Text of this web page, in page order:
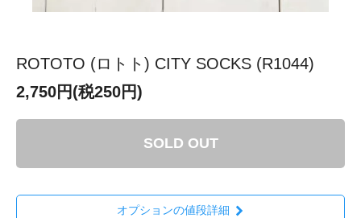
ROTOTO (ロトト) CITY SOCKS (R1044)
2,750円(税250円)
SOLD OUT
オプションの値段詳細